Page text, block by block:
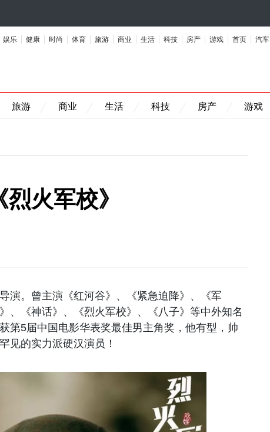
娱乐 健康 时尚 体育 旅游 商业 生活 科技 房产 游戏 首页 汽车
旅游 商业 生活 科技 房产 游戏
火军校》
演。曾主演《红河谷》、《紧急迫降》、《军
、《神话》、《烈火军校》、《八子》等中外知名
第5届中国电影华表奖最佳男主角奖，他有型，帅
见的实力派硬汉演员！